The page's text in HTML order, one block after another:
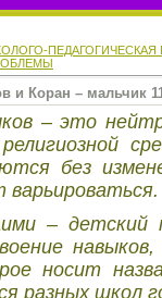
ПЕДАГОГИЧЕСКАЯ
и Коран – мальчик
– это
без
– детский
носит
разных школ